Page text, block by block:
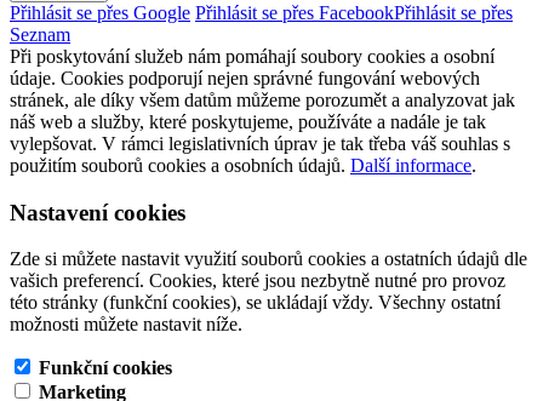
Přihlásit se přes Google Přihlásit se přes FacebookPřihlásit se přes
Seznam
Při poskytování služeb nám pomáhají soubory cookies a osobní
údaje. Cookies podporují nejen správné fungování webových
stránek, ale díky všem datům můžeme porozumět a analyzovat jak
náš web a služby, které poskytujeme, používáte a nadále je tak
vylepšovat. V rámci legislativních úprav je tak třeba váš souhlas s
použitím souborů cookies a osobních údajů. Další informace.
Nastavení cookies
Zde si můžete nastavit využití souborů cookies a ostatních údajů dle
vašich preferencí. Cookies, které jsou nezbytně nutné pro provoz
této stránky (funkční cookies), se ukládají vždy. Všechny ostatní
možnosti můžete nastavit níže.
Funkční cookies
Marketing